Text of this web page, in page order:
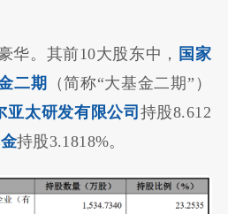
华。其前10大股东中， 国家
二期
（简称“大基金二期”）
亚太研发有限公司 持股8.612
持股3.1818%。